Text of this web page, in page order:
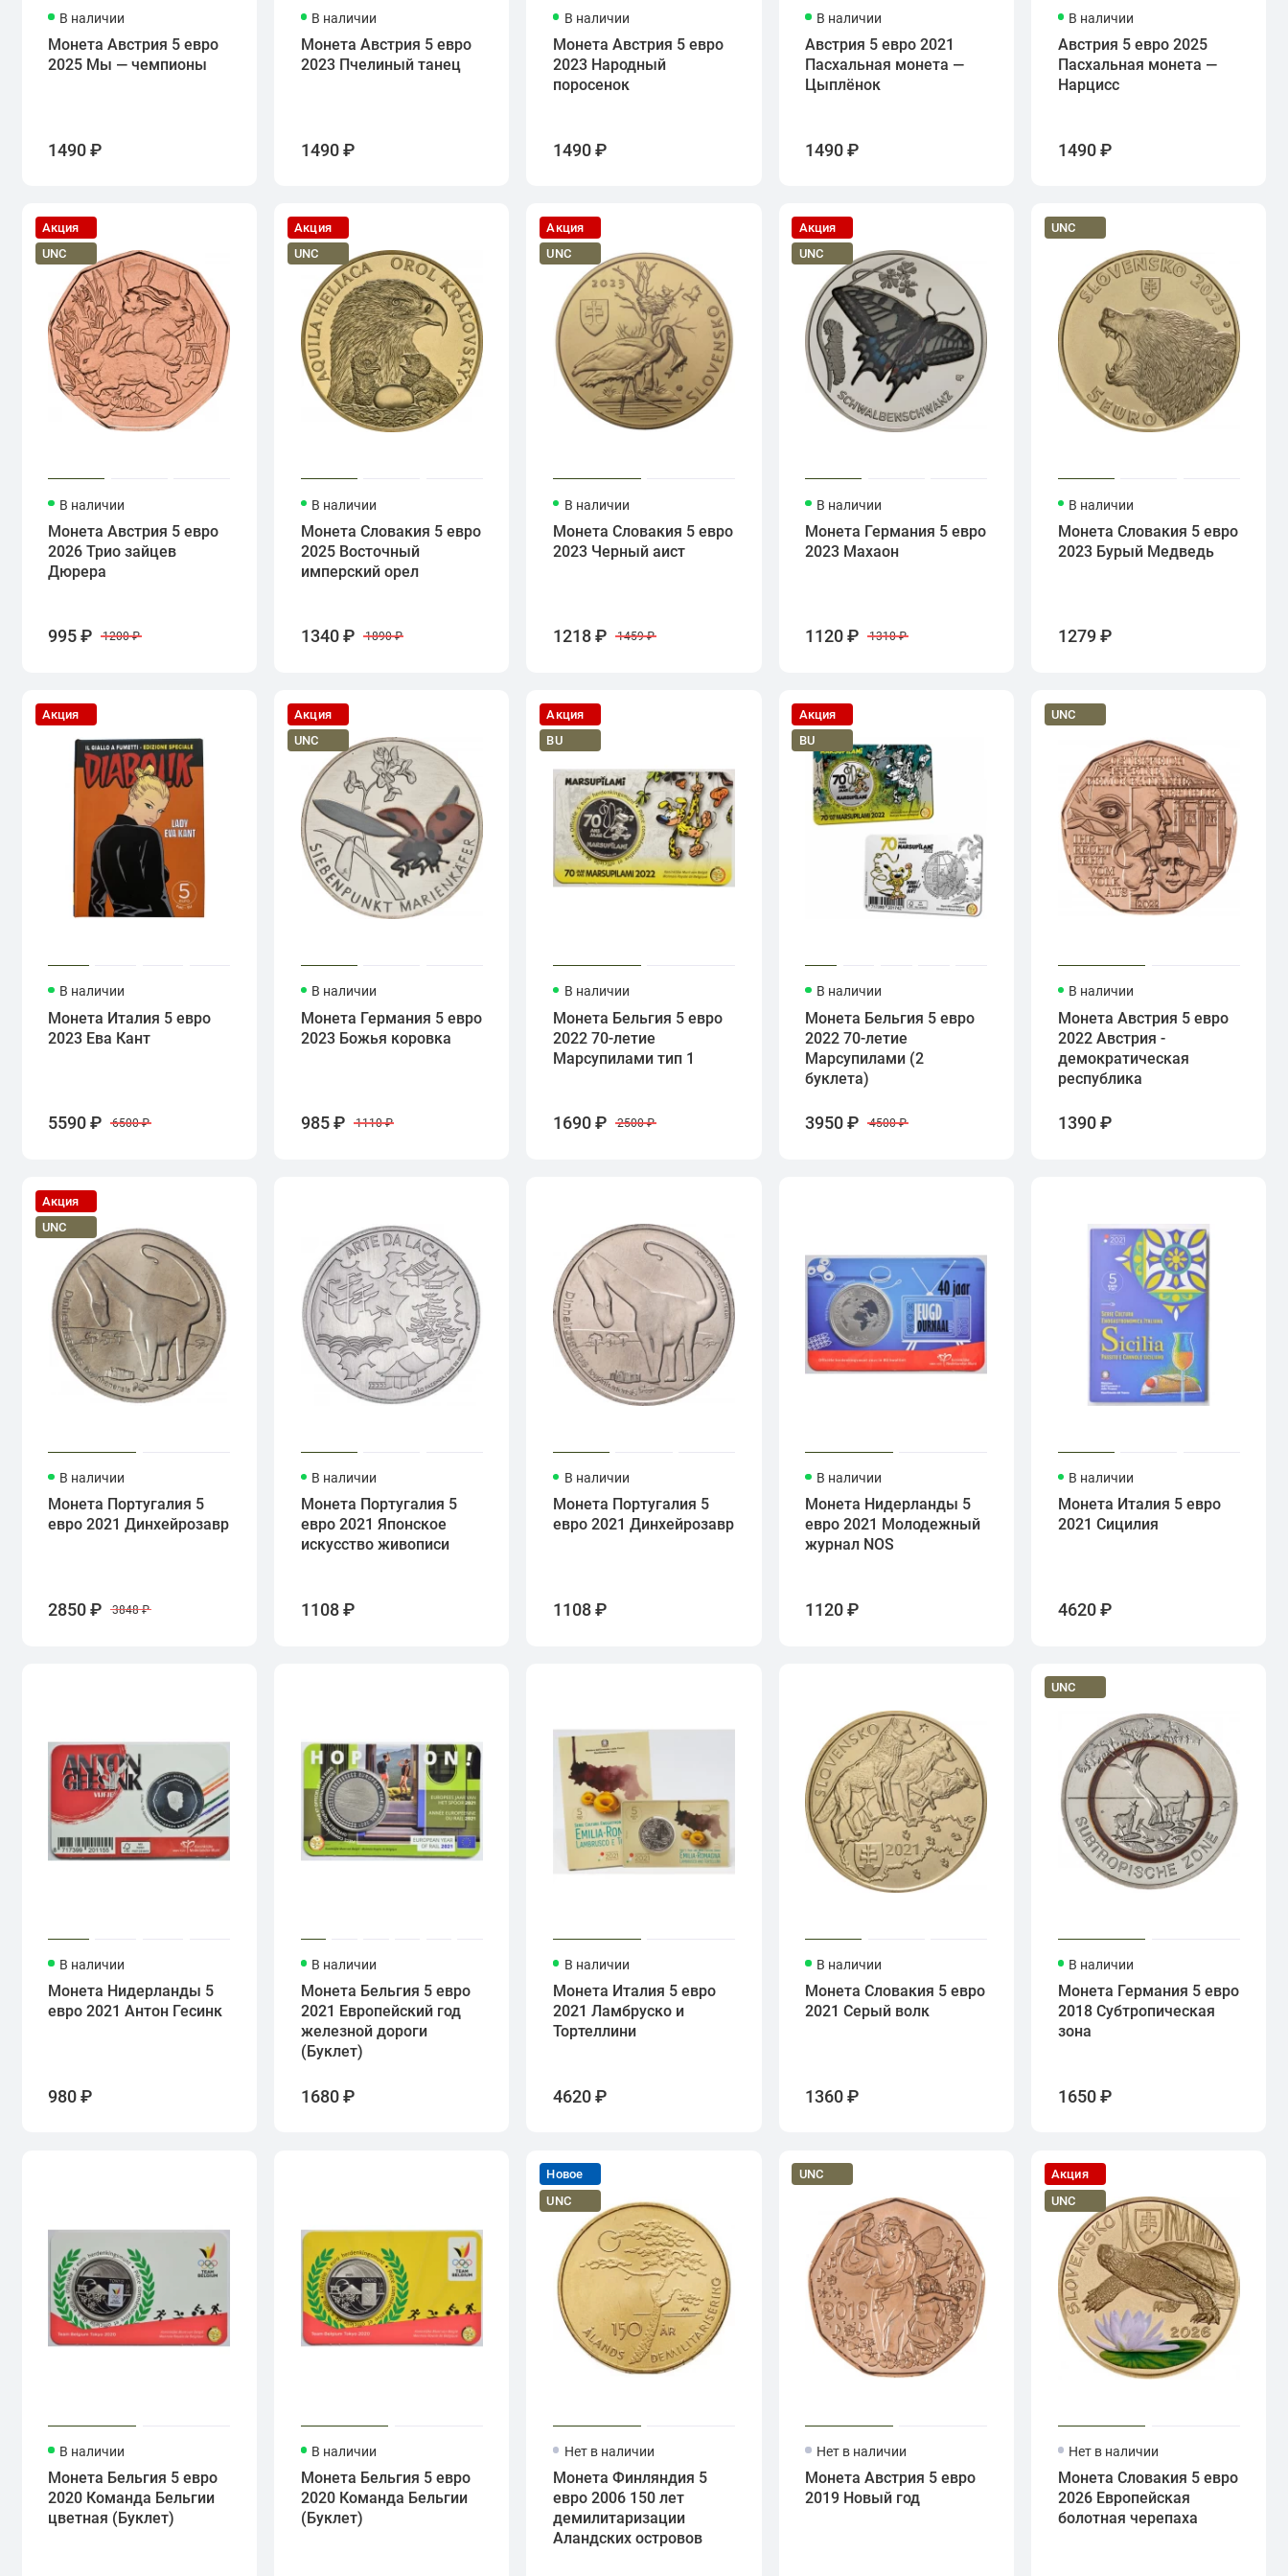
В наличии
Монета Австрия 5 евро
2025 Мы — чемпионы
1490 ₽
В наличии
Монета Австрия 5 евро
2023 Пчелиный танец
1490 ₽
В наличии
Монета Австрия 5 евро
2023 Народный
поросенок
1490 ₽
В наличии
Австрия 5 евро 2021
Пасхальная монета —
Цыплёнок
1490 ₽
В наличии
Австрия 5 евро 2025
Пасхальная монета —
Нарцисс
1490 ₽
Акция
UNC
В наличии
Монета Австрия 5 евро
2026 Трио зайцев
Дюрера
995 ₽ 1200 ₽
Акция
UNC
В наличии
Монета Словакия 5 евро
2025 Восточный
имперский орел
1340 ₽ 1890 ₽
Акция
UNC
В наличии
Монета Словакия 5 евро
2023 Черный аист
1218 ₽ 1459 ₽
Акция
UNC
В наличии
Монета Германия 5 евро
2023 Махаон
1120 ₽ 1310 ₽
UNC
В наличии
Монета Словакия 5 евро
2023 Бурый Медведь
1279 ₽
Акция
В наличии
Монета Италия 5 евро
2023 Ева Кант
5590 ₽ 6500 ₽
Акция
UNC
В наличии
Монета Германия 5 евро
2023 Божья коровка
985 ₽ 1110 ₽
Акция
BU
В наличии
Монета Бельгия 5 евро
2022 70-летие
Марсупилами тип 1
1690 ₽ 2500 ₽
Акция
BU
В наличии
Монета Бельгия 5 евро
2022 70-летие
Марсупилами (2
буклета)
3950 ₽ 4500 ₽
UNC
В наличии
Монета Австрия 5 евро
2022 Австрия -
демократическая
республика
1390 ₽
Акция
UNC
В наличии
Монета Португалия 5
евро 2021 Динхейрозавр
2850 ₽ 3848 ₽
В наличии
Монета Португалия 5
евро 2021 Японское
искусство живописи
1108 ₽
В наличии
Монета Португалия 5
евро 2021 Динхейрозавр
1108 ₽
В наличии
Монета Нидерланды 5
евро 2021 Молодежный
журнал NOS
1120 ₽
В наличии
Монета Италия 5 евро
2021 Сицилия
4620 ₽
В наличии
Монета Нидерланды 5
евро 2021 Антон Гесинк
980 ₽
В наличии
Монета Бельгия 5 евро
2021 Европейский год
железной дороги
(Буклет)
1680 ₽
В наличии
Монета Италия 5 евро
2021 Ламбруско и
Тортеллини
4620 ₽
В наличии
Монета Словакия 5 евро
2021 Серый волк
1360 ₽
UNC
В наличии
Монета Германия 5 евро
2018 Субтропическая
зона
1650 ₽
В наличии
Монета Бельгия 5 евро
2020 Команда Бельгии
цветная (Буклет)
В наличии
Монета Бельгия 5 евро
2020 Команда Бельгии
(Буклет)
Новое
UNC
Нет в наличии
Монета Финляндия 5
евро 2006 150 лет
демилитаризации
Аландских островов
UNC
Нет в наличии
Монета Австрия 5 евро
2019 Новый год
Акция
UNC
Нет в наличии
Монета Словакия 5 евро
2026 Европейская
болотная черепаха